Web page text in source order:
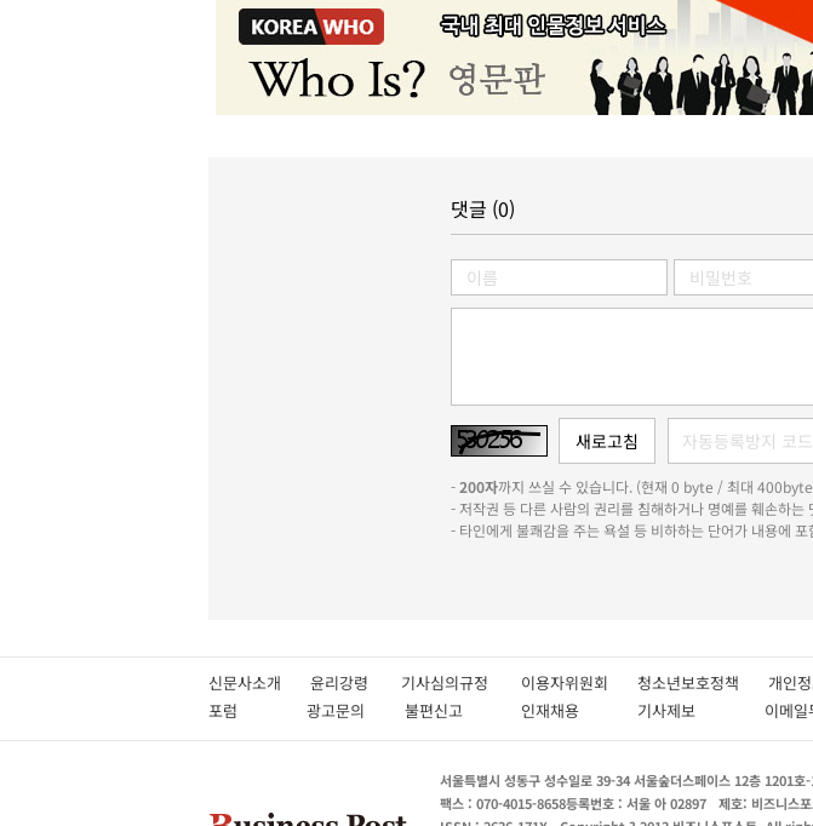
댓글 (0)
-200자까지 쓰실 수 있습니다. (현재 0 byte / 최대
- 저작권 등 다른 사람의 권리를 침해하거나 명예를 훼손하
- 타인에게 불쾌감을 주는 욕설 등 비하하는 단어가 내용에
신문사소개 윤리강령 기사심의규정 이용자위원회 청소년보호정책 개인
포럼
광고문의 불편신고 인재채용 기사제보 이메
서울특별시 성동구 성수일로 39-34 서울숲더스페이스 12층 1201호
팩스 : 070-4015-8658등록번호 : 서울 아 02897 제호: 비즈니스